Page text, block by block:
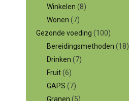
Winkelen (8)
Wonen (7)
Gezonde voeding (100)
Bereidingsmethoden (18)
Drinken (7)
Fruit(6)
GAPS (7)
Granen (5)